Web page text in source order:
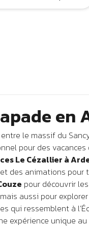
en
le massif du
pour des
Le Cézallier à
des animations pour
pour découvrir
aussi pour
qui ressemblent à
expérience unique